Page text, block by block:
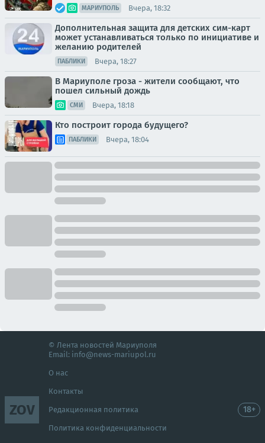
МАРИУПОЛЬ Вчера, 18:32
Дополнительная защита для детских сим-карт
может устанавливаться только по инициативе и
желанию родителей
ПАБЛИКИ Вчера, 18:27
В Мариуполе гроза - жители сообщают, что
пошел сильный дождь
СМИ Вчера, 18:18
Кто построит города будущего?
ПАБЛИКИ Вчера, 18:04
ZOV
© Лента новостей Мариуполя
Email: info@news-mariupol.ru
О нас
Контакты
Редакционная политика
Политика конфиденциальности
18+